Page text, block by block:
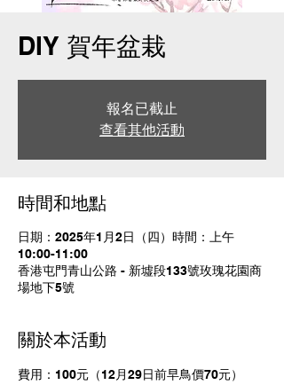
DIY 賀年盆栽
報名已截止
查看其他活動
時間和地點
日期：2025年1月2日（四）時間：上午
10:00-11:00
香港屯門青山公路 - 新墟段133號玫瑰花園商
場地下5號
關於本活動
費用：100元（12月29日前早鳥價70元）